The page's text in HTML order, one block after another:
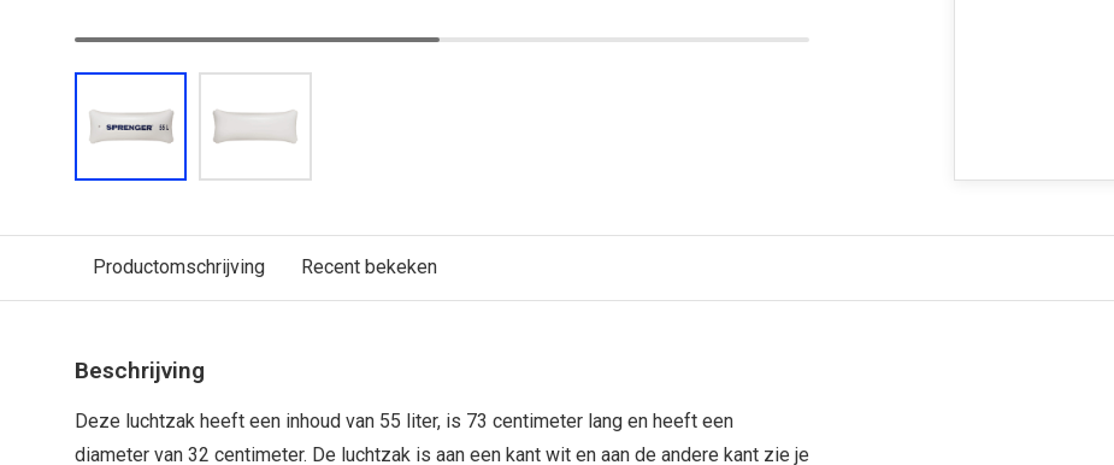
Productomschrijving Recent bekeken
Beschrijving
Deze luchtzak heeft een inhoud van 55 liter, is 73 centimeter lang en heeft een
diameter van 32 centimeter. De luchtzak is aan een kant wit en aan de andere kant zie je